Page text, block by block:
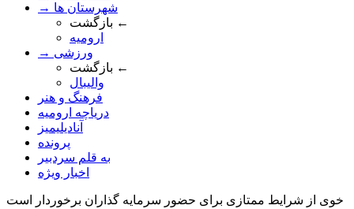
→ شهرستان ها
بازگشت ←
ارومیه
→ ورزشی
بازگشت ←
والیبال
فرهنگ و هنر
دریاچه ارومیه
آنادیلیمیز
پرونده
به قلم سردبیر
اخبار ویژه
خوی از شرایط ممتازی برای حضور سرمایه گذاران برخوردار است